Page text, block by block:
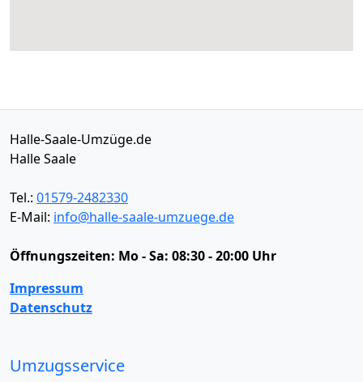
Halle-Saale-Umzüge.de
Halle Saale
Tel.: 01579-2482330
E-Mail: info@halle-saale-umzuege.de
Öffnungszeiten: Mo - Sa: 08:30 - 20:00 Uhr
Impressum
Datenschutz
Umzugsservice